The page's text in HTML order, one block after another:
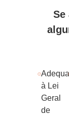
Se
à Lei
Geral
de